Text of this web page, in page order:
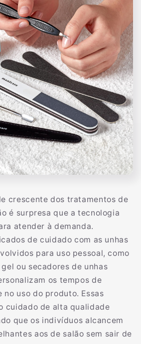
crescente dos tratamentos de
é surpresa que a tecnologia
atender à demanda.
de cuidado com as unhas
para uso pessoal, como
ou secadores de unhas
os tempos de
no uso do produto. Essas
cuidado de alta qualidade
que os indivíduos alcancem
aos de salão sem sair de